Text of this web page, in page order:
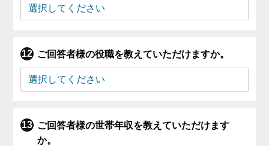
ご回答者様の役職を教えていただけますか。
ご回答者様の世帯年収を教えていただけます
か。